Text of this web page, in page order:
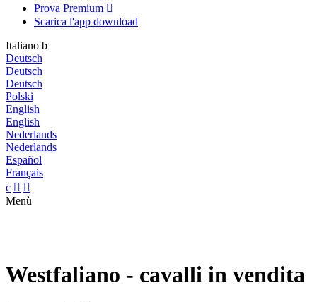
Prova Premium 
Scarica l'app download
Italiano b
Deutsch
Deutsch
Deutsch
Polski
English
English
Nederlands
Nederlands
Español
Français
c  
Menù
Westfaliano - cavalli in vendita